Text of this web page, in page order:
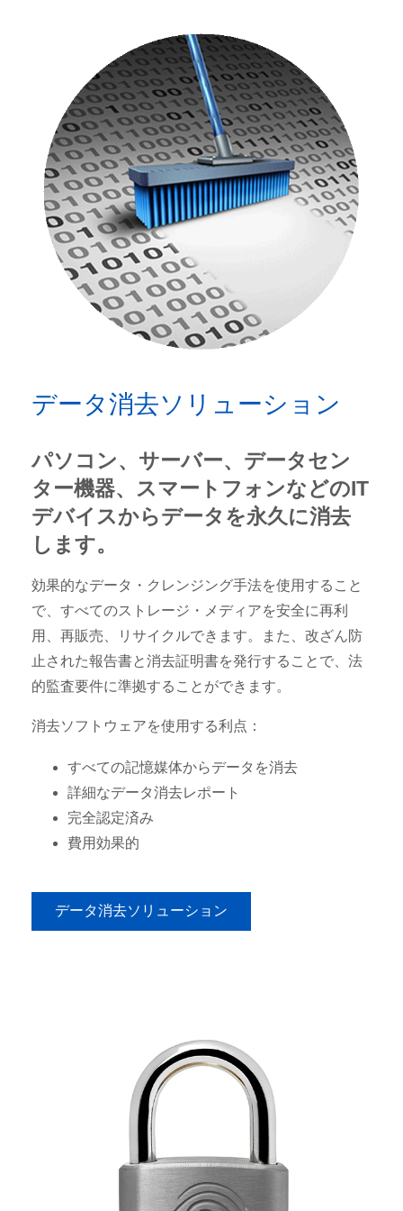
データ消去ソリューション
パソコン、サーバー、データセン
ター機器、スマートフォンなどのIT
デバイスからデータを永久に消去
します。
効果的なデータ・クレンジング手法を使用すること
で、すべてのストレージ・メディアを安全に再利
用、再販売、リサイクルできます。また、改ざん防
止された報告書と消去証明書を発行することで、法
的監査要件に準拠することができます。
消去ソフトウェアを使用する利点：
すべての記憶媒体からデータを消去
詳細なデータ消去レポート
完全認定済み
費用効果的
データ消去ソリューション